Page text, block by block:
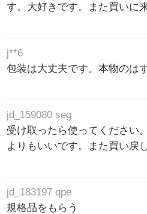
す。大好きです。また買いに
j**6
包装は大丈夫です。本物のは
jd_159080 seg
受け取ったら使ってください
よりもいいです。また買い戻
jd_183197 qpe
規格品をもらう